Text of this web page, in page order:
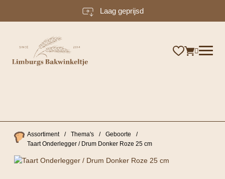
Laag geprijsd
Assortiment / Thema's / Geboorte
/
Taart Onderlegger / Drum Donker Roze 25 cm